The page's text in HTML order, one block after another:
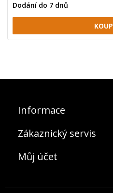
Dodání do 7 dnů
Informace
Zákaznický servis
Můj účet